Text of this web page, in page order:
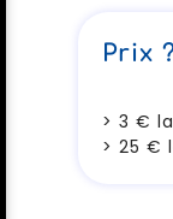
Prix
> 3 €
> 25 €